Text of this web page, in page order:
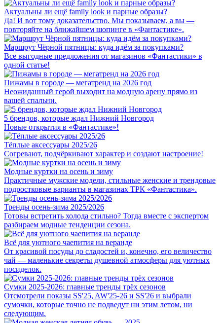
Актуальны ли ещё family look и парные образы?
Да! И вот тому доказательство. Мы показываем, а вы —
повторяйте на ближайшем шопинге в «Фантастике».
Маршрут Чёрной пятницы: куда идём за покупками?
Все выгодные предложения от магазинов «Фантастики» в
одной статье!
Пижамы в городе — мегатренд на 2026 год
Неожиданный герой выходит на модную арену прямо из
вашей спальни.
5 брендов, которые ждал Нижний Новгород
Новые открытия в «Фантастике»!
Тёплые аксессуары 2025/26
Cогревают, подчёркивают характер и создают настроение!
Модные куртки на осень и зиму
Практичные мужские модели, стильные женские и трендовые
подростковые варианты в магазинах ТРК «Фантастика».
Тренды осень-зима 2025/2026
Готовы встретить холода стильно? Тогда вместе с экспертом
разбираем модные тенденции сезона.
Всё для уютного чаепития на веранде
От красивой посуды до сладостей и, конечно, его величество
чай — маленькие секреты душевной атмосферы для уютных
посиделок.
Сумки 2025-2026: главные тренды трёх сезонов
Отсмотрели показы SS'25, AW'25-26 и SS'26 и выбрали
сумочки, которые точно не подведут ни этим летом, ни
следующим.